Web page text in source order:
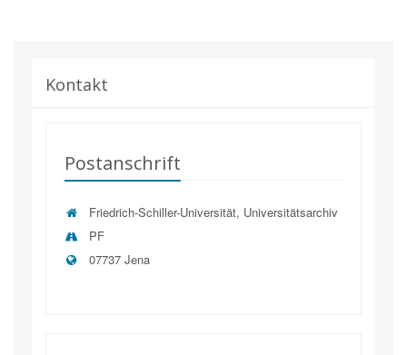
Kontakt
Postanschrift
Friedrich-Schiller-Universität, Universitätsarchiv
PF
07737 Jena